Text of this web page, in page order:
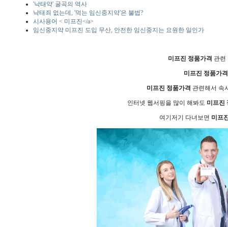
'낙태약' 굴곡의 역사
낙태죄 없는데, '먹는 임신중지약'은 불법?
시사용어 < 미프진</a>
임신중지약 미프진 도입 무산, 안전한 임신중지는 요원한 일인가
미프진 정품가격 관련
미프진 정품가격
미프진 정품가격 관련해서 속
인터넷 웹서핑을 많이 해봐도 미프진
여기저기 다녀보면 미프